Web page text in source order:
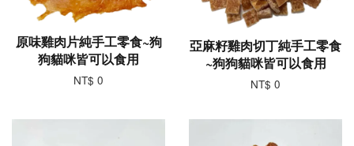
原味雞肉片純手工零食~狗
狗貓咪皆可以食用
NT$ 0
亞麻籽雞肉切丁純手工零食
~狗狗貓咪皆可以食用
NT$ 0